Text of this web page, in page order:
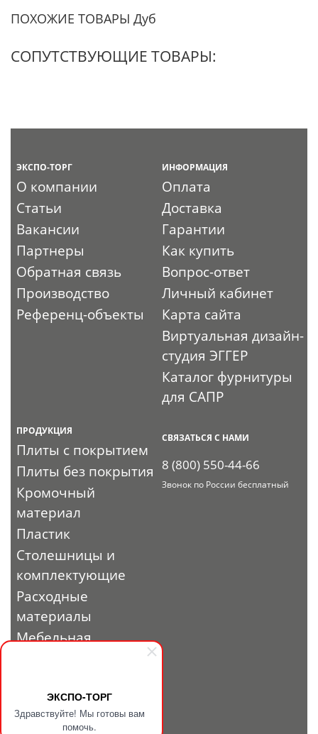
ЭКСПО-ТОРГ
Здравствуйте! Мы готовы вам
помочь.
ПОХОЖИЕ ТОВАРЫ Дуб
СОПУТСТВУЮЩИЕ ТОВАРЫ:
ЭКСПО-ТОРГ
О компании
Статьи
Вакансии
Партнеры
Обратная связь
Производство
Референц-объекты
ИНФОРМАЦИЯ
Оплата
Доставка
Гарантии
Как купить
Вопрос-ответ
Личный кабинет
Карта сайта
Виртуальная дизайн-
студия ЭГГЕР
Каталог фурнитуры
для САПР
ПРОДУКЦИЯ
Плиты с покрытием
Плиты без покрытия
Кромочный
материал
Пластик
Столешницы и
комплектующие
Расходные
материалы
Мебельная
профиль и
фурнитура
СВЯЗАТЬСЯ С НАМИ
8 (800) 550-44-66
Звонок по России бесплатный